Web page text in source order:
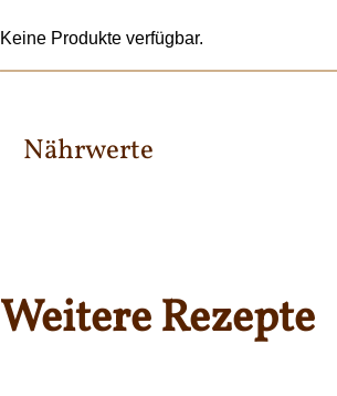
Keine Produkte verfügbar.
Nährwerte
Weitere Rezepte